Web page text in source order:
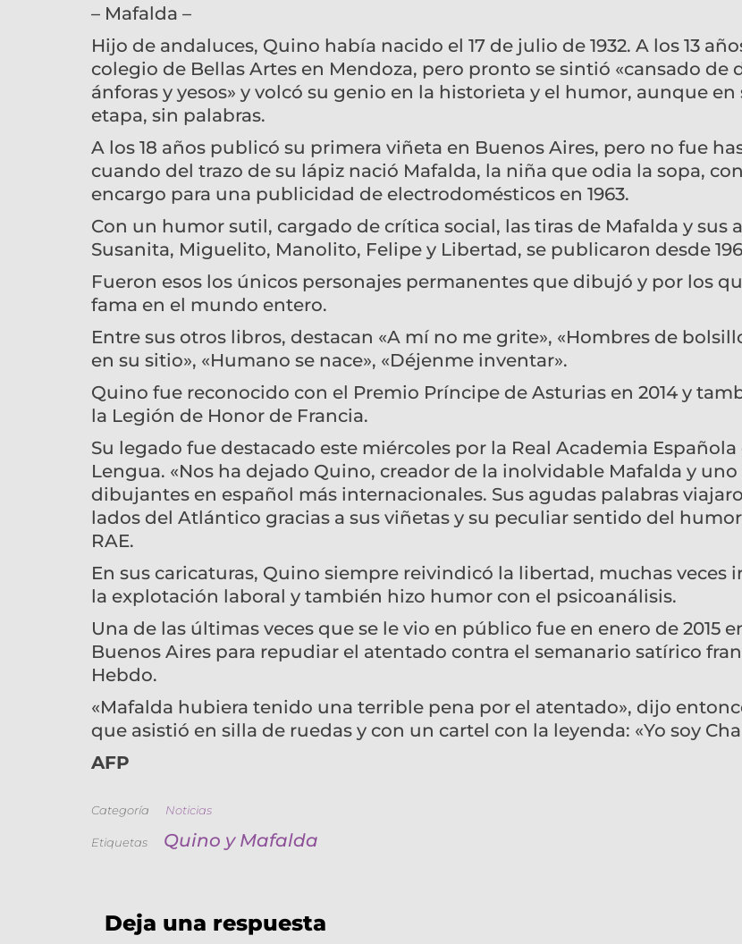
– Mafalda –
Hijo de andaluces, Quino había nacido el 17 de julio de 1932. A los 13
colegio de Bellas Artes en Mendoza, pero pronto se sintió «cansado de
ánforas y yesos» y volcó su genio en la historieta y el humor, aunque
etapa, sin palabras.
A los 18 años publicó su primera viñeta en Buenos Aires, pero no fue
cuando del trazo de su lápiz nació Mafalda, la niña que odia la sopa,
encargo para una publicidad de electrodomésticos en 1963.
Con un humor sutil, cargado de crítica social, las tiras de Mafalda y sus
Susanita, Miguelito, Manolito, Felipe y Libertad, se publicaron desde
Fueron esos los únicos personajes permanentes que dibujó y por los
fama en el mundo entero.
Entre sus otros libros, destacan «A mí no me grite», «Hombres de
en su sitio», «Humano se nace», «Déjenme inventar».
Quino fue reconocido con el Premio Príncipe de Asturias en 2014 y
la Legión de Honor de Francia.
Su legado fue destacado este miércoles por la Real Academia Española
Lengua. «Nos ha dejado Quino, creador de la inolvidable Mafalda y uno
dibujantes en español más internacionales. Sus agudas palabras
lados del Atlántico gracias a sus viñetas y su peculiar sentido del
RAE.
En sus caricaturas, Quino siempre reivindicó la libertad, muchas veces
la explotación laboral y también hizo humor con el psicoanálisis.
Una de las últimas veces que se le vio en público fue en enero de 2015
Buenos Aires para repudiar el atentado contra el semanario satírico
Hebdo.
«Mafalda hubiera tenido una terrible pena por el atentado», dijo
que asistió en silla de ruedas y con un cartel con la leyenda: «Yo soy
AFP
Categoría Noticias
Etiquetas Quino y Mafalda
Deja una respuesta